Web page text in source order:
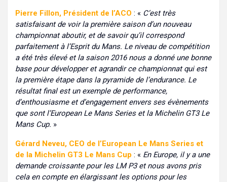
Pierre Fillon, Président de l’ACO : « C’est très
satisfaisant de voir la première saison d’un nouveau
championnat aboutir, et de savoir qu’il correspond
parfaitement à l’Esprit du Mans. Le niveau de compétition
a été très élevé et la saison 2016 nous a donné une bonne
base pour développer et agrandir ce championnat qui est
la première étape dans la pyramide de l’endurance. Le
résultat final est un exemple de performance,
d’enthousiasme et d’engagement envers ses évènements
que sont l’European Le Mans Series et la Michelin GT3 Le
Mans Cup. »
Gérard Neveu, CEO de l’European Le Mans Series et
de la Michelin GT3 Le Mans Cup : « En Europe, il y a une
demande croissante pour les LM P3 et nous avons pris
cela en compte en élargissant les options pour les